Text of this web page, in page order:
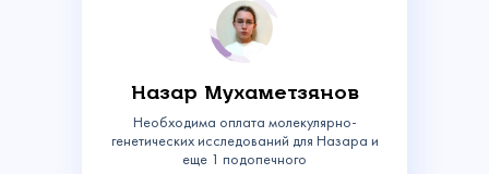
Назар Мухаметзянов
Необходима оплата молекулярно-
генетических исследований для Назара и
еще 1 подопечного
Спасибо!
Создать аккаунт
Войти
Связаться с
нами
Сделать пожертвование